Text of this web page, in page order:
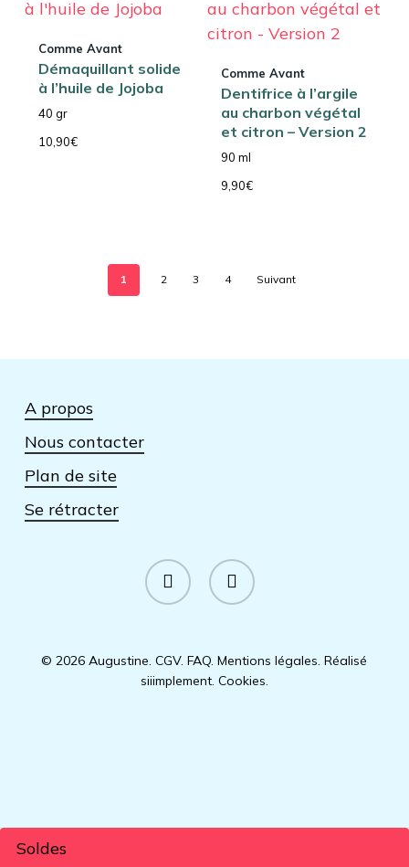
Comme Avant
Démaquillant solide
à l’huile de Jojoba
40 gr
10,90€
Comme Avant
Dentifrice à l’argile
au charbon végétal
et citron – Version 2
90 ml
9,90€
1 2 3 4 Suivant
A propos
Nous contacter
Plan de site
Se rétracter
facebook instagram
© 2026 Augustine.CGV.FAQ.Mentions légales.Réalisé
siiimplement. Cookies.
Soldes